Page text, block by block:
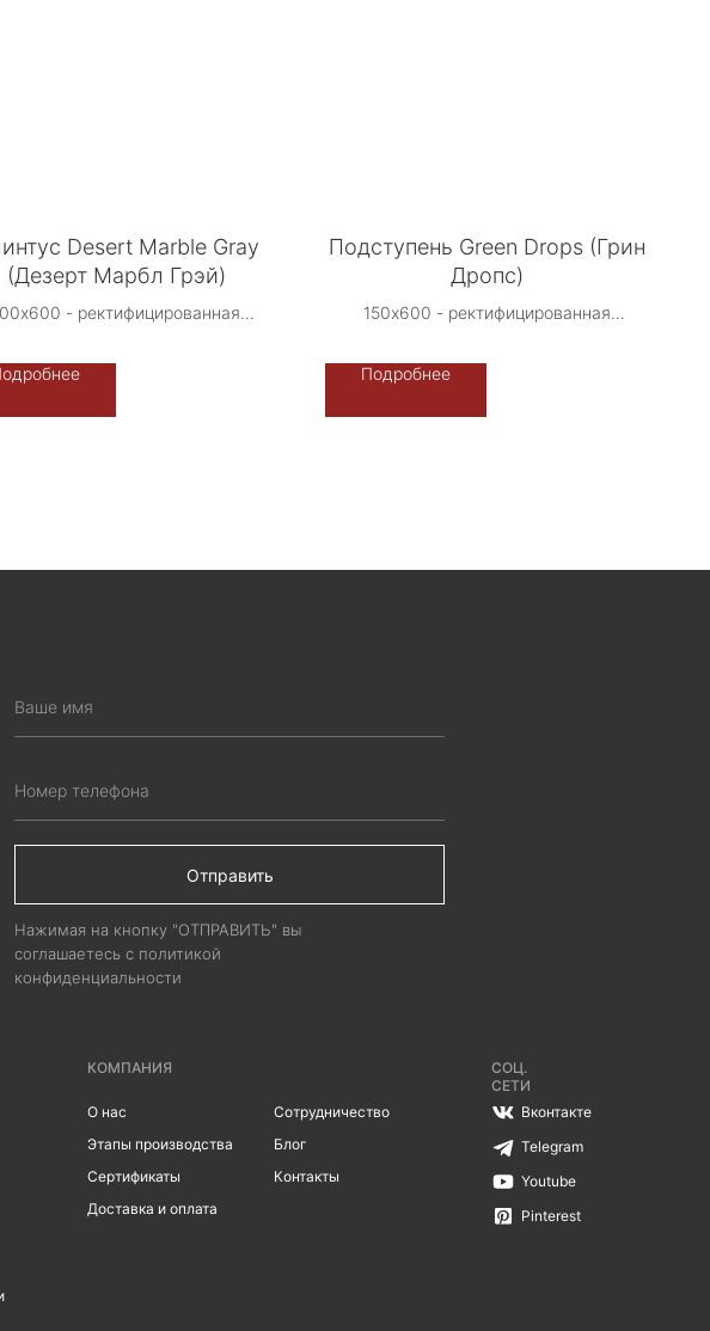
Desert Marble Gray
(Дезерт Марбл Грэй)
- ректифицированная
Терраццо-Рус, Россия.
Возможно индивидуальное
исполнение -
Подступень Green Drops (Грин
Дропс)
150х600 - ректифицированная
Терраццо-Рус, Россия.
Возможно индивидуальное
исполнение -
Подробнее
Отправить
КОМПАНИЯ
О нас
Этапы производства
Сертификаты
Доставка и оплата
Сотрудничество
Блог
Контакты
СОЦ.
СЕТИ
Вконтакте
Telegram
Pinterest
Youtube
Нажимая на кнопку "ОТПРАВИТЬ" вы
соглашаетесь с политикой
конфиденциальности